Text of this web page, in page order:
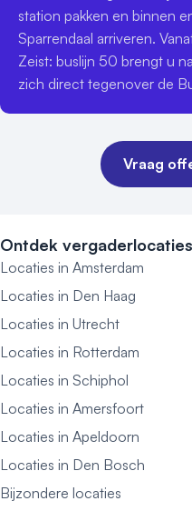
station pakken en binnen
Sparrendaal arriveren.
Zeist: buslijn 50 brengt u
zich direct tegenover de
Vraag
Ontdek vergaderlocaties
Locaties in Amsterdam
Locaties in Den Haag
Locaties in Utrecht
Locaties in Rotterdam
Locaties in Schiphol
Locaties in Amersfoort
Locaties in Apeldoorn
Locaties in Den Bosch
Bijzondere locaties